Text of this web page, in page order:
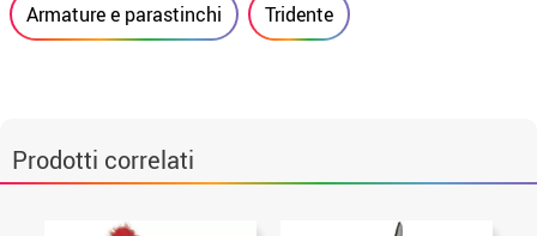
Armature e parastinchi Tridente
Prodotti correlati